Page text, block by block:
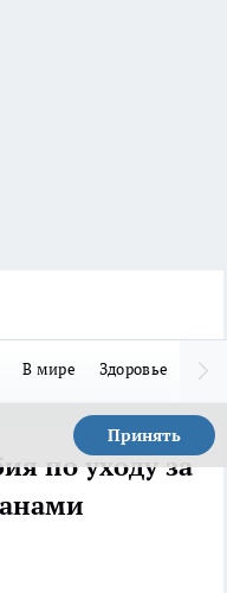
В мире Здоровье
Принять
по уходу за